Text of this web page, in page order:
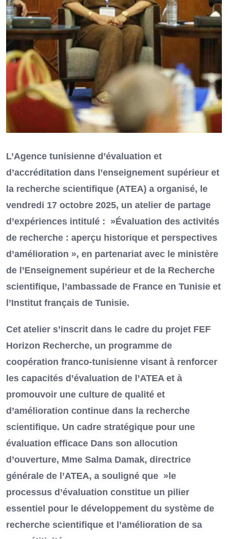
L’Agence tunisienne d’évaluation et
d’accréditation dans l’enseignement supérieur et
la recherche scientifique (ATEA) a organisé, le
vendredi 17 octobre 2025, un atelier de partage
d’expériences intitulé : »Évaluation des activités
de recherche : aperçu historique et perspectives
d’amélioration », en partenariat avec le ministère
de l’Enseignement supérieur et de la Recherche
scientifique, l’ambassade de France en Tunisie et
l’Institut français de Tunisie.
Cet atelier s’inscrit dans le cadre du projet FEF
Horizon Recherche, un programme de
coopération franco-tunisienne visant à renforcer
les capacités d’évaluation de l’ATEA et à
promouvoir une culture de qualité et
d’amélioration continue dans la recherche
scientifique. Un cadre stratégique pour une
évaluation efficace Dans son allocution
d’ouverture, Mme Salma Damak, directrice
générale de l’ATEA, a souligné que »le
processus d’évaluation constitue un pilier
essentiel pour le développement du système de
recherche scientifique et l’amélioration de sa